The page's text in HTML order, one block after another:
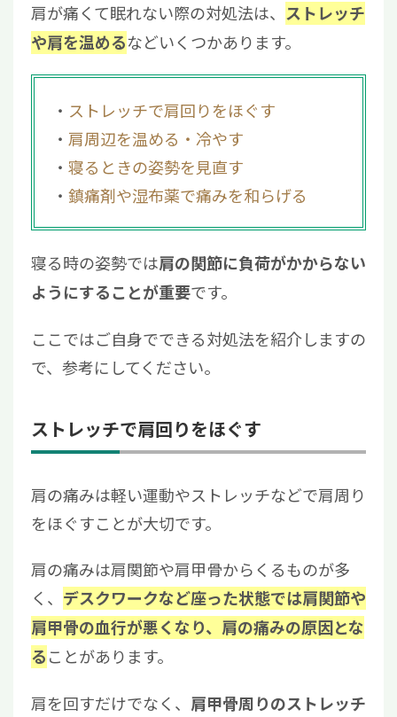
き
5やってはいけない行動（悪化させるNG習
慣）
痛みが長引く場合の治療選択肢
【まとめ】肩が痛くて眠れない悩みが続くな
ら医療機関を受診しよう
肩が痛くて眠れない際の対処法は、 ストレッチ
や肩を温めるなどいくつかあります。
ストレッチで肩回りをほぐす
肩周辺を温める・冷やす
寝るときの姿勢を見直す
鎮痛剤や湿布薬で痛みを和らげる
寝る時の姿勢では肩の関節に負荷がかからない
ようにすることが重要です。
ここではご自身でできる対処法を紹介しますの
で、参考にしてください。
ストレッチで肩回りをほぐす
肩の痛みは軽い運動やストレッチなどで肩周り
をほぐすことが大切です。
肩の痛みは肩関節や肩甲骨からくるものが多
く、 デスクワークなど座った状態では肩関節や
肩甲骨の血行が悪くなり、肩の痛みの原因とな
ることがあります。
肩を回すだけでなく、 肩甲骨周りのストレッチ